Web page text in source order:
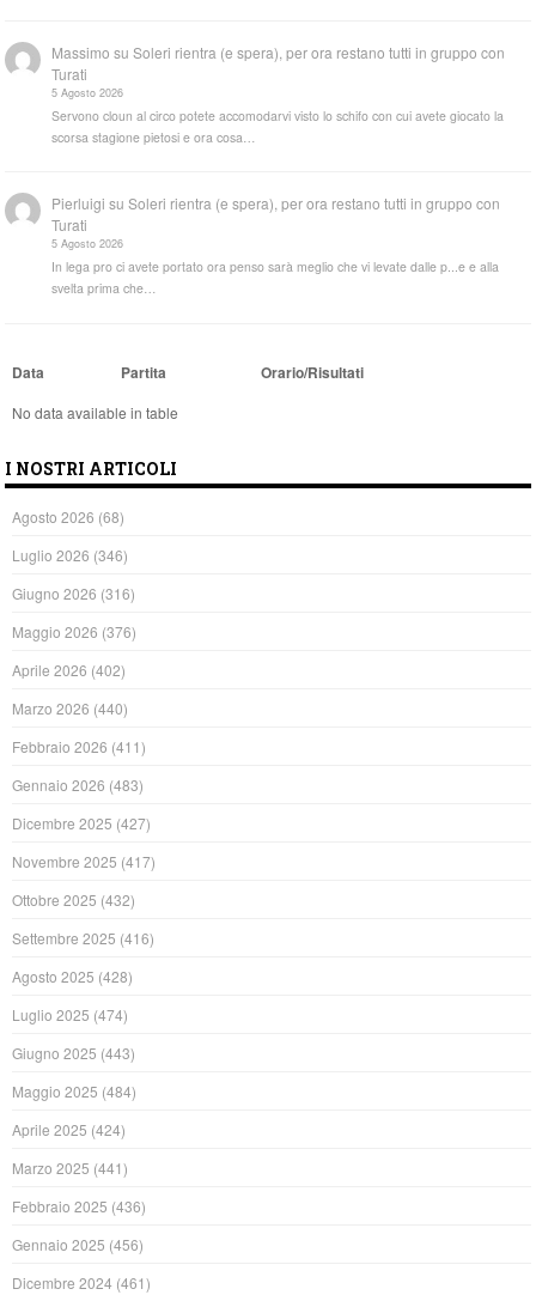
Massimo suSoleri rientra (e spera), per ora restano tutti in gruppo con
Turati
5 Agosto 2026
Servono cloun al circo potete accomodarvi visto lo schifo con cui avete giocato la
scorsa stagione pietosi e ora cosa…
Pierluigi suSoleri rientra (e spera), per ora restano tutti in gruppo con
Turati
5 Agosto 2026
In lega pro ci avete portato ora penso sarà meglio che vi levate dalle p...e e alla
svelta prima che…
Data Partita Orario/Risultati
No data available in table
I NOSTRI ARTICOLI
Agosto 2026 (68)
Luglio 2026 (346)
Giugno 2026 (316)
Maggio 2026 (376)
Aprile 2026 (402)
Marzo 2026 (440)
Febbraio 2026 (411)
Gennaio 2026 (483)
Dicembre 2025 (427)
Novembre 2025 (417)
Ottobre 2025 (432)
Settembre 2025 (416)
Agosto 2025 (428)
Luglio 2025 (474)
Giugno 2025 (443)
Maggio 2025 (484)
Aprile 2025 (424)
Marzo 2025 (441)
Febbraio 2025 (436)
Gennaio 2025 (456)
Dicembre 2024 (461)